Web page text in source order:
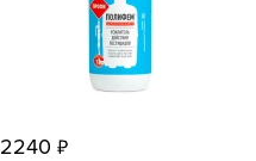
2240